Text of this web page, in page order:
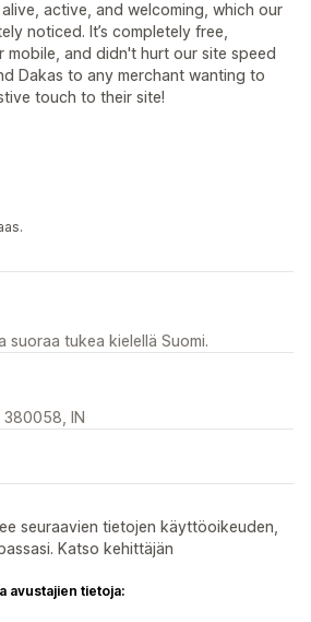
active, and welcoming, which our
noticed. It’s completely free,
and didn't hurt our site speed
Dakas to any merchant wanting to
touch to their site!
suoraa tukea kielellä Suomi.
380058, IN
seuraavien tietojen käyttöoikeuden,
Katso kehittäjän
avustajien tietoja: